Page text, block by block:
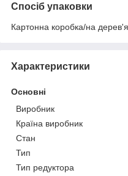
Спосіб упаковки
Картонна коробка/на
Характеристики
Основні
Виробник
Країна виробник
Стан
Тип
Тип редуктора